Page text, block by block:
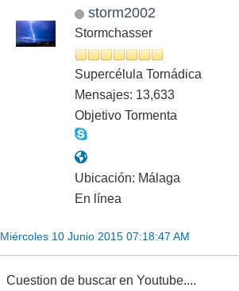
storm2002
Stormchasser
Supercélula Tornádica
Mensajes: 13,633
Objetivo Tormenta
Ubicación: Málaga
En línea
Miércoles 10 Junio 2015 07:18:47 AM
Cuestion de buscar en Youtube....